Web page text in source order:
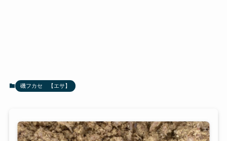
磯フカセ 【エサ】